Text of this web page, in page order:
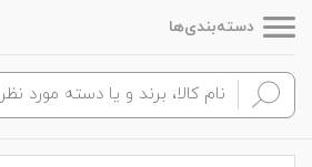
دسته‌بندی‌ها